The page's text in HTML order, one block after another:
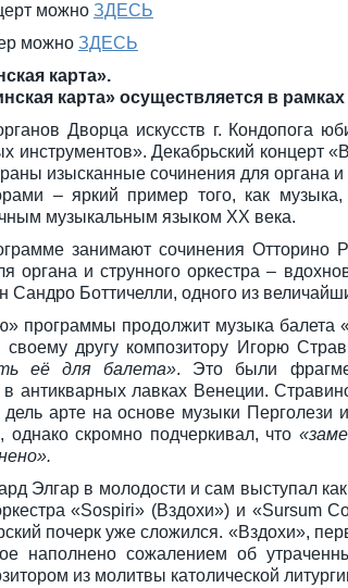
можно ЗДЕСЬ
можно ЗДЕСЬ
карта».
карта» осуществляется в
Дворца искусств г. Кондопога
инструментов». Декабрьский концерт
изысканные сочинения для органа и
– яркий пример того, как
музыкальным языком XX века.
занимают сочинения Отторино
органа и струнного оркестра –
Сандро Боттичелли, одного из
программы продолжит музыка балета
другу композитору Игорю
её для балета». Это были
антикварных лавках Венеции.
арте на основе музыки Перголези
скромно подчеркивал, что
Элгар в молодости и сам выступал
«Sospiri» (Вздохи») и «Sursum
почерк уже сложился. «Вздохи»,
наполнено сожалением об
из молитвы католической